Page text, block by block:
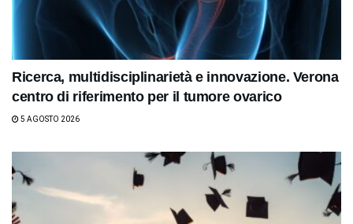
Ricerca, multidisciplinarietà e innovazione. Verona
centro di riferimento per il tumore ovarico
5 AGOSTO 2026